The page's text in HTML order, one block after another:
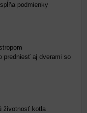
podmienky
predniesť aj dverami so
životnosť kotla